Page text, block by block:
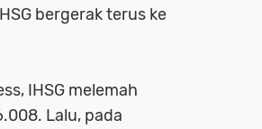
bergerak terus ke
IHSG melemah
Lalu, pada